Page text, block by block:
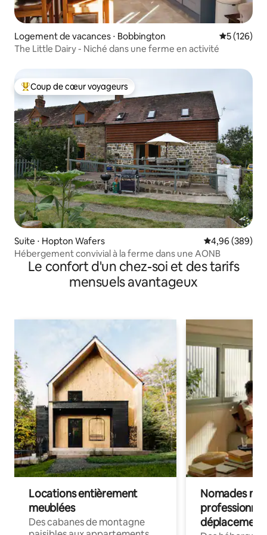
Logement de vacances ⋅ Bobbington Évaluation
5 (126)
The Little Dairy - Niché dans une ferme en activité
Coups de cœur voyageurs les plus appréciés
Coup de cœur voyageurs
Suite ⋅ Hopton Wafers Évaluation
4,96 (389)
Hébergement convivial à la ferme dans une AONB
Le confort d'un chez-soi et des tarifs
mensuels avantageux
Locations entièrement
meublées
Des cabanes de montagne
Nomades
déplacement